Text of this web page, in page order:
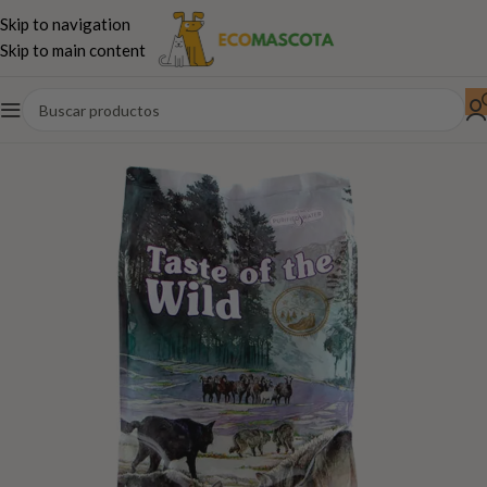
Skip to navigation
Skip to main content
Inicio Perros Pienso